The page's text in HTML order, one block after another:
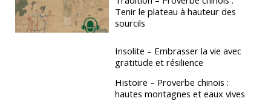
Tenir le plateau à hauteur des
sourcils
Insolite – Embrasser la vie avec
gratitude et résilience
Histoire – Proverbe chinois :
hautes montagnes et eaux vives